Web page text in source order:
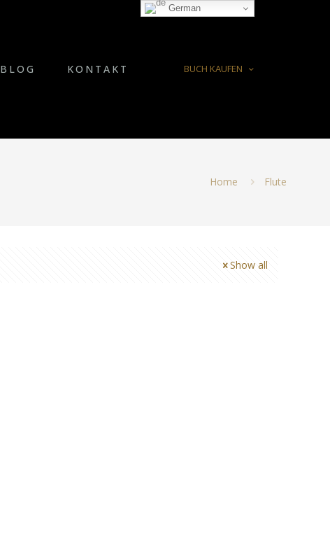
BLOG KONTAKT BUCH KAUFEN
Home Flute
Show all
German